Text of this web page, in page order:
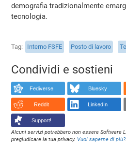
demografia tradizionalmente
tecnologia.
Tag Interno FSFE Posto di lavoro
Condividi e sostieni
Fediverse Bluesky
Reddit LinkedIn
Support!
Alcuni servizi potrebbero non essere Software
pregiudicare la tua privacy. Vuoi saperne di più?.